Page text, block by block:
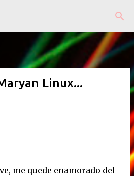
principal
Linux...
me quede enamorado del